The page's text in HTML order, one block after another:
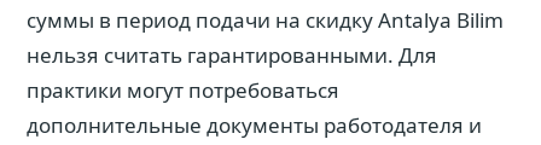
суммы в период подачи на скидку Antalya Bilim
нельзя считать гарантированными. Для
практики могут потребоваться
дополнительные документы работодателя и